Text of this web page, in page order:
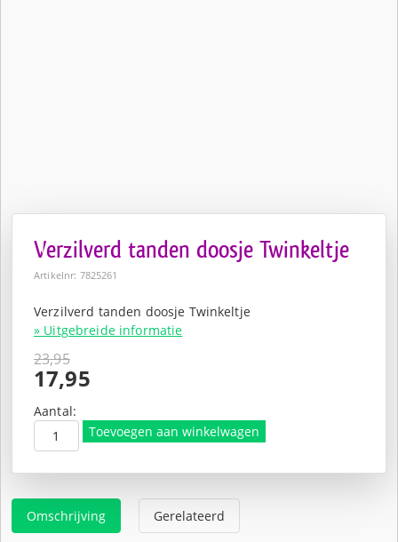
Verzilverd tanden doosje Twinkeltje
Artikelnr: 7825261
Verzilverd tanden doosje Twinkeltje
» Uitgebreide informatie
23,95
Oorspronkelijke
prijs
was:
€23,95.
17,95
Huidige
prijs
is:
€17,95.
Aantal:
Toevoegen aan winkelwagen
Omschrijving Gerelateerd